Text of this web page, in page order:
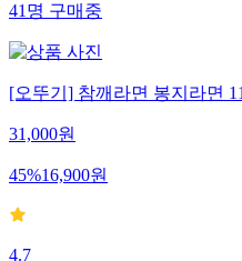
41명구매중
[오뚜기] 참깨라면 봉지라면
31,000원
45%16,900원